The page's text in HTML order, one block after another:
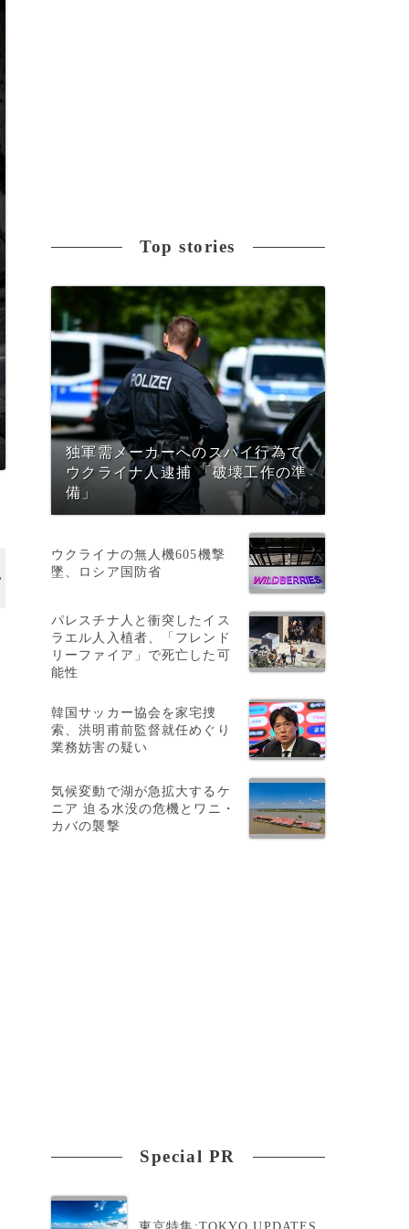
Top stories
独軍需メーカーへのスパイ行為で
ウクライナ人逮捕 「破壊工作の準
備」
ウクライナの無人機605機撃
墜、ロシア国防省
パレスチナ人と衝突したイス
ラエル人入植者、「フレンド
リーファイア」で死亡した可
能性
韓国サッカー協会を家宅捜
索、洪明甫前監督就任めぐり
業務妨害の疑い
気候変動で湖が急拡大するケ
ニア 迫る水没の危機とワニ・
カバの襲撃
Special PR
東京特集:TOKYO UPDATES